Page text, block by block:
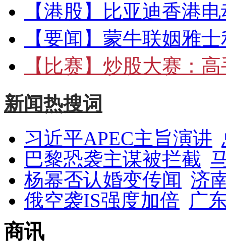
【港股】
比亚迪香港
【要闻】 蒙牛联姻雅
【比赛】 炒股大赛：高
新闻热搜词
习近平APEC主旨演讲
巴黎恐袭主谋被拦截
杨幂否认婚变传闻 济
俄空袭IS强度加倍 广
商讯